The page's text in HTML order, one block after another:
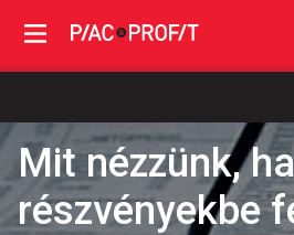
Mit nézzünk, ha
részvényekbe